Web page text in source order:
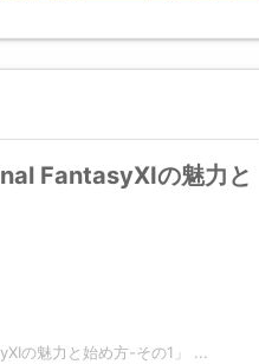
FantasyXIの魅力と
の魅力と始め方-その1」 ...